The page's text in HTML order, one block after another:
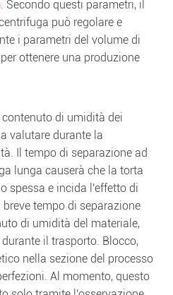
. Secondo questi parametri, il
può regolare e
i parametri del volume di
ottenere una produzione
di umidità dei
valutare durante la
Il tempo di separazione ad
lunga causerà che la torta
spessa e incida l'effetto di
tempo di separazione
di umidità del materiale,
il trasporto. Blocco,
nella sezione del processo
Al momento, questo